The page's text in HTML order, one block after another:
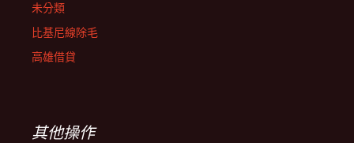
未分類
比基尼線除毛
高雄借貸
其他操作